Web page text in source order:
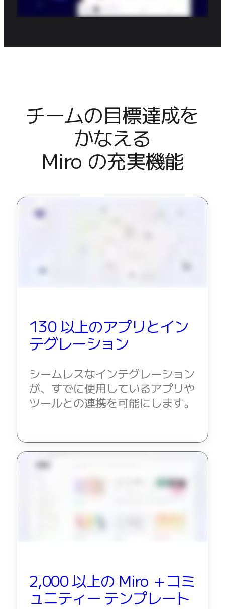
チームの目標達成を
かなえる
Miro の充実機能
130 以上のアプリとイン
テグレーション
シームレスなインテグレーション
が、すでに使用しているアプリや
ツールとの連携を可能にします。
2,000 以上の Miro ＋コミ
ュニティー テンプレート